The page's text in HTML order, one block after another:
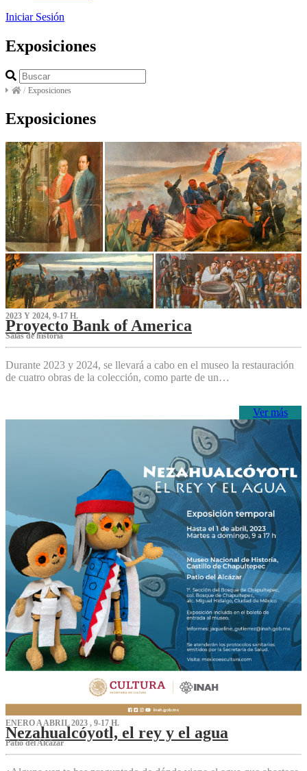
Iniciar Sesión
Exposiciones
/ Exposiciones
Exposiciones
2023 Y 2024, 9-17 H.
Proyecto Bank of America
S‌alas de historia
Durante 2023 y 2024, se llevará a cabo en el museo la restauración
de cuatro obras de la colección, como parte de un…
Ver más
ENERO A ABRIL 2023 , 9-17 H.
Nezahualcóyotl, el rey y el agua
Patio del Alcázar